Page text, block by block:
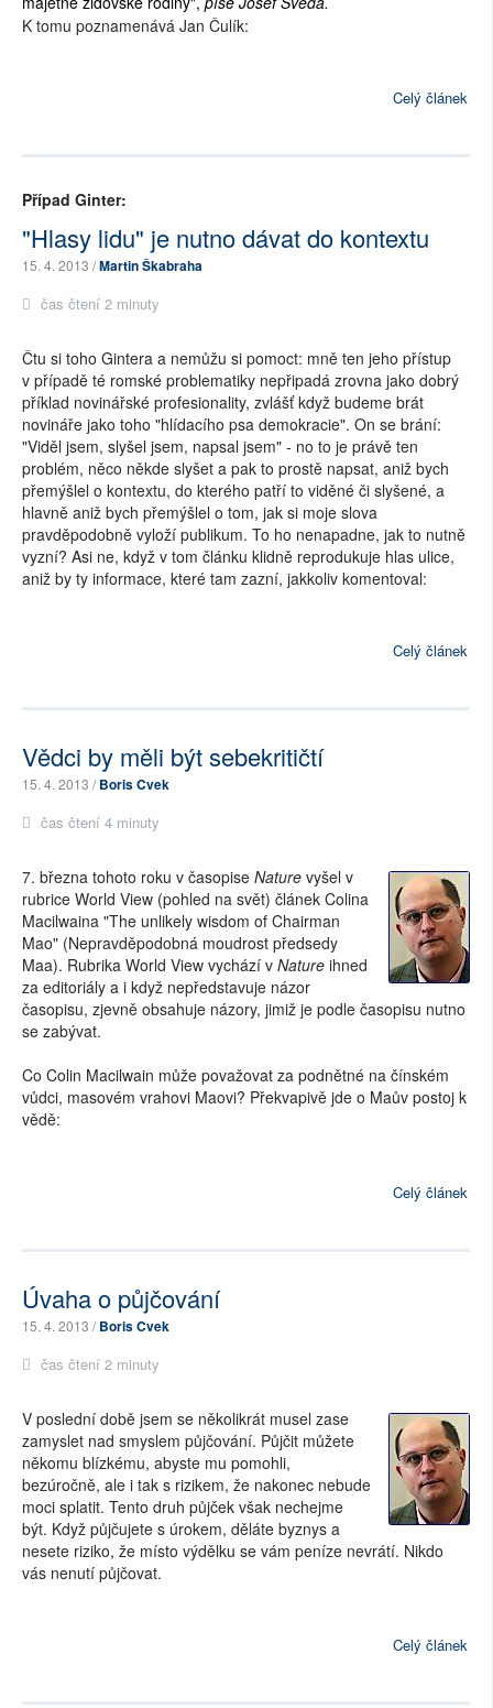
K tomu poznamenává Jan Čulík:
Celý článek
Případ Ginter:
"Hlasy lidu" je nutno dávat do kontextu
15. 4. 2013 /Martin Škabraha
čas čtení 2 minuty
Čtu si toho Gintera a nemůžu si pomoct: mně ten jeho přístup
v případě té romské problematiky nepřipadá zrovna jako dobrý
příklad novinářské profesionality, zvlášť když budeme brát
novináře jako toho "hlídacího psa demokracie". On se brání:
"Viděl jsem, slyšel jsem, napsal jsem" - no to je právě ten
problém, něco někde slyšet a pak to prostě napsat, aniž bych
přemýšlel o kontextu, do kterého patří to viděné či slyšené, a
hlavně aniž bych přemýšlel o tom, jak si moje slova
pravděpodobně vyloží publikum. To ho nenapadne, jak to nutně
vyzní? Asi ne, když v tom článku klidně reprodukuje hlas ulice,
aniž by ty informace, které tam zazní, jakkoliv komentoval:
Celý článek
Vědci by měli být sebekritičtí
15. 4. 2013 /Boris Cvek
čas čtení 4 minuty
7. března tohoto roku v časopise Nature vyšel v
rubrice World View (pohled na svět) článek Colina
Macilwaina "The unlikely wisdom of Chairman
Mao" (Nepravděpodobná moudrost předsedy
Maa). Rubrika World View vychází v Nature ihned
za editoriály a i když nepředstavuje názor
časopisu, zjevně obsahuje názory, jimiž je podle časopisu nutno
se zabývat.
Co Colin Macilwain může považovat za podnětné na čínském
vůdci, masovém vrahovi Maovi? Překvapivě jde o Maův postoj k
vědě:
Celý článek
Úvaha o půjčování
15. 4. 2013 /Boris Cvek
čas čtení 2 minuty
V poslední době jsem se několikrát musel zase
zamyslet nad smyslem půjčování. Půjčit můžete
někomu blízkému, abyste mu pomohli,
bezúročně, ale i tak s rizikem, že nakonec nebude
moci splatit. Tento druh půjček však nechejme
být. Když půjčujete s úrokem, děláte byznys a
nesete riziko, že místo výdělku se vám peníze nevrátí. Nikdo
vás nenutí půjčovat.
Celý článek